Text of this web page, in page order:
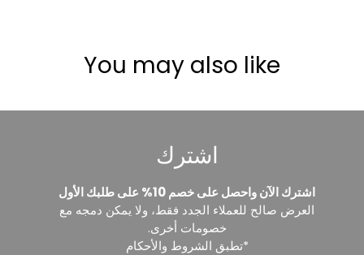
You may also like
اشترك
اشترك الآن واحصل على خصم 10% على طلبك الأول
العرض صالح للعملاء الجدد فقط، ولا يمكن دمجه مع
خصومات أخرى.
*تطبق الشروط والأحكام